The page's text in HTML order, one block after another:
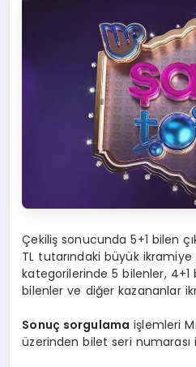
Çekiliş sonucunda 5+1 bilen
TL tutarındaki büyük
kategorilerinde 5 bilenler, 4+1
bilenler ve diğer kazananlar
Sonuç sorgulama işlemleri
üzerinden bilet seri numarası